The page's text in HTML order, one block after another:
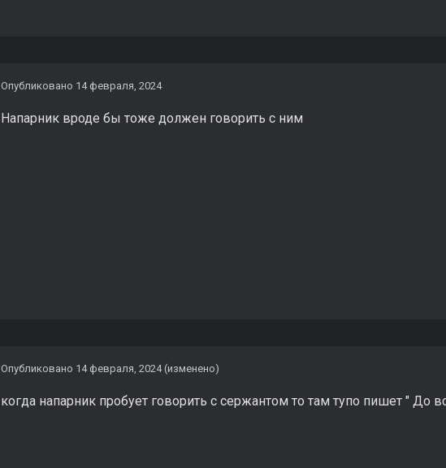
Опубликовано 14 февраля, 2024
Напарник вроде бы тоже должен говорить с ним
Опубликовано 14 февраля, 2024 (изменено)
когда напарник пробует говорить с сержантом то там тупо пишет " До